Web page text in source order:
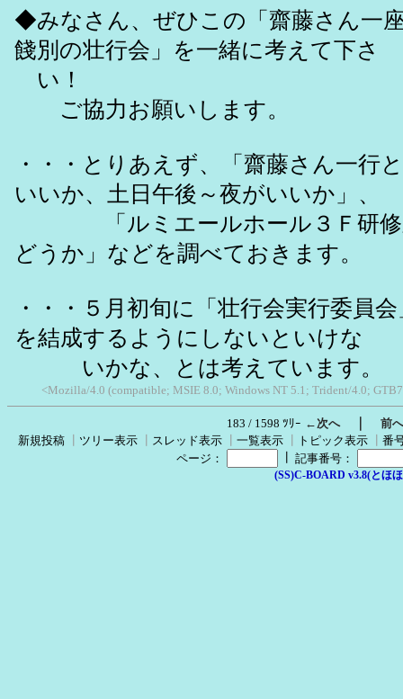
◆みなさん、ぜひこの「齋藤さん一
餞別の壮行会」を一緒に考えて下さ
い！
ご協力お願いします。
・・・とりあえず、「齋藤さん一行
いいか、土日午後～夜がいいか」、
「ルミエールホール３Ｆ研修
どうか」などを調べておきます。
・・・５月初旬に「壮行会実行委員
を結成するようにしないといけな
いかな、とは考えています。
<Mozilla/4.0 (compatible; MSIE 8.0; Windows NT 5.1; Trident/4.0;
183 / 1598 ﾂﾘｰ ←次へ｜ 前
新規投稿
ツリー表示 スレッド表示 一覧表示 トピック表示
番
ページ：
記事番号：
(SS)C-BOARD v3.8(とほ